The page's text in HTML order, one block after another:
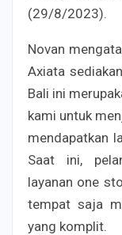
(29/8/2023).
Novan
Axiata
Bali ini
kami untuk
mendapatkan
Saat ini,
layanan one
tempat saja
yang komplit.